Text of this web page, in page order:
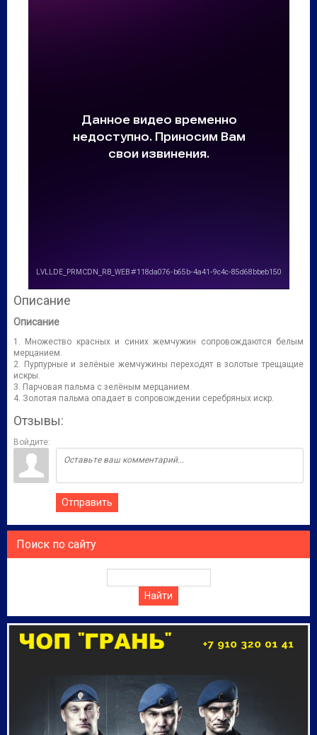
Описание
Описание
1. Множество красных и синих жемчужин сопровождаются белым
мерцанием.
2. Пурпурные и зелёные жемчужины переходят в золотые трещащие
искры.
3. Парчовая пальма с зелёным мерцанием.
4. Золотая пальма опадает в сопровождении серебряных искр.
Отзывы:
Войдите:
Отправить
Поиск по сайту